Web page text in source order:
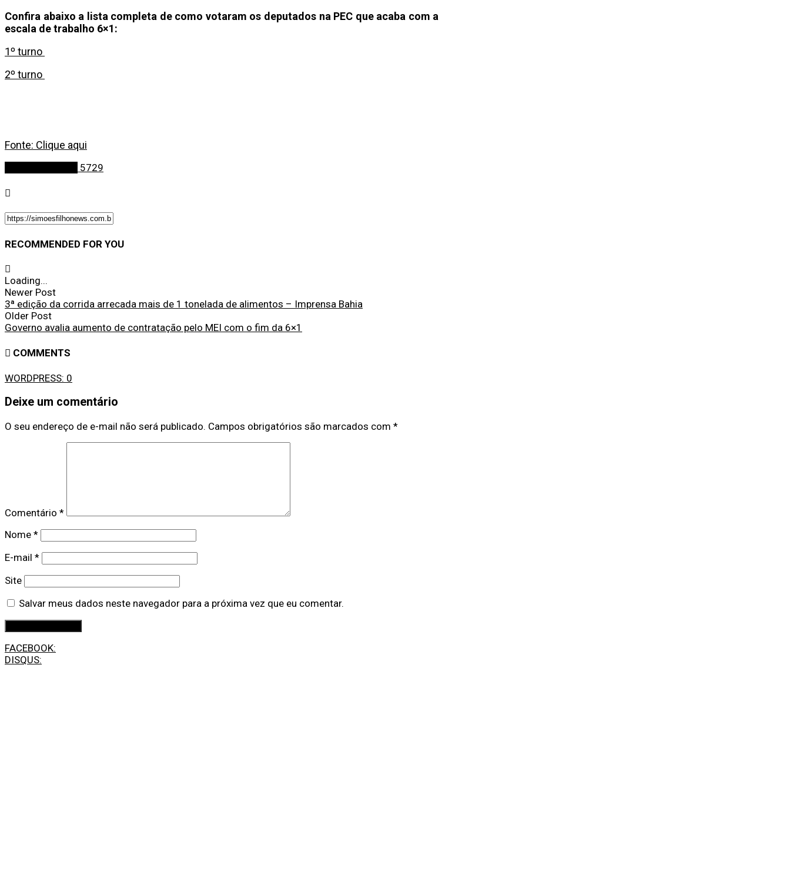
Confira abaixo a lista completa de como votaram os deputados na PEC que acaba com a
escala de trabalho 6×1:
1º turno
2º turno
Fonte: Clique aqui
5729
RECOMMENDED FOR YOU
Loading...
Newer Post
3ª edição da corrida arrecada mais de 1 tonelada de alimentos – Imprensa Bahia
Older Post
Governo avalia aumento de contratação pelo MEI com o fim da 6×1
COMMENTS
WORDPRESS: 0
Deixe um comentário
O seu endereço de e-mail não será publicado. Campos obrigatórios são marcados com *
Comentário *
Nome *
E-mail *
Site
Salvar meus dados neste navegador para a próxima vez que eu comentar.
FACEBOOK:
DISQUS: